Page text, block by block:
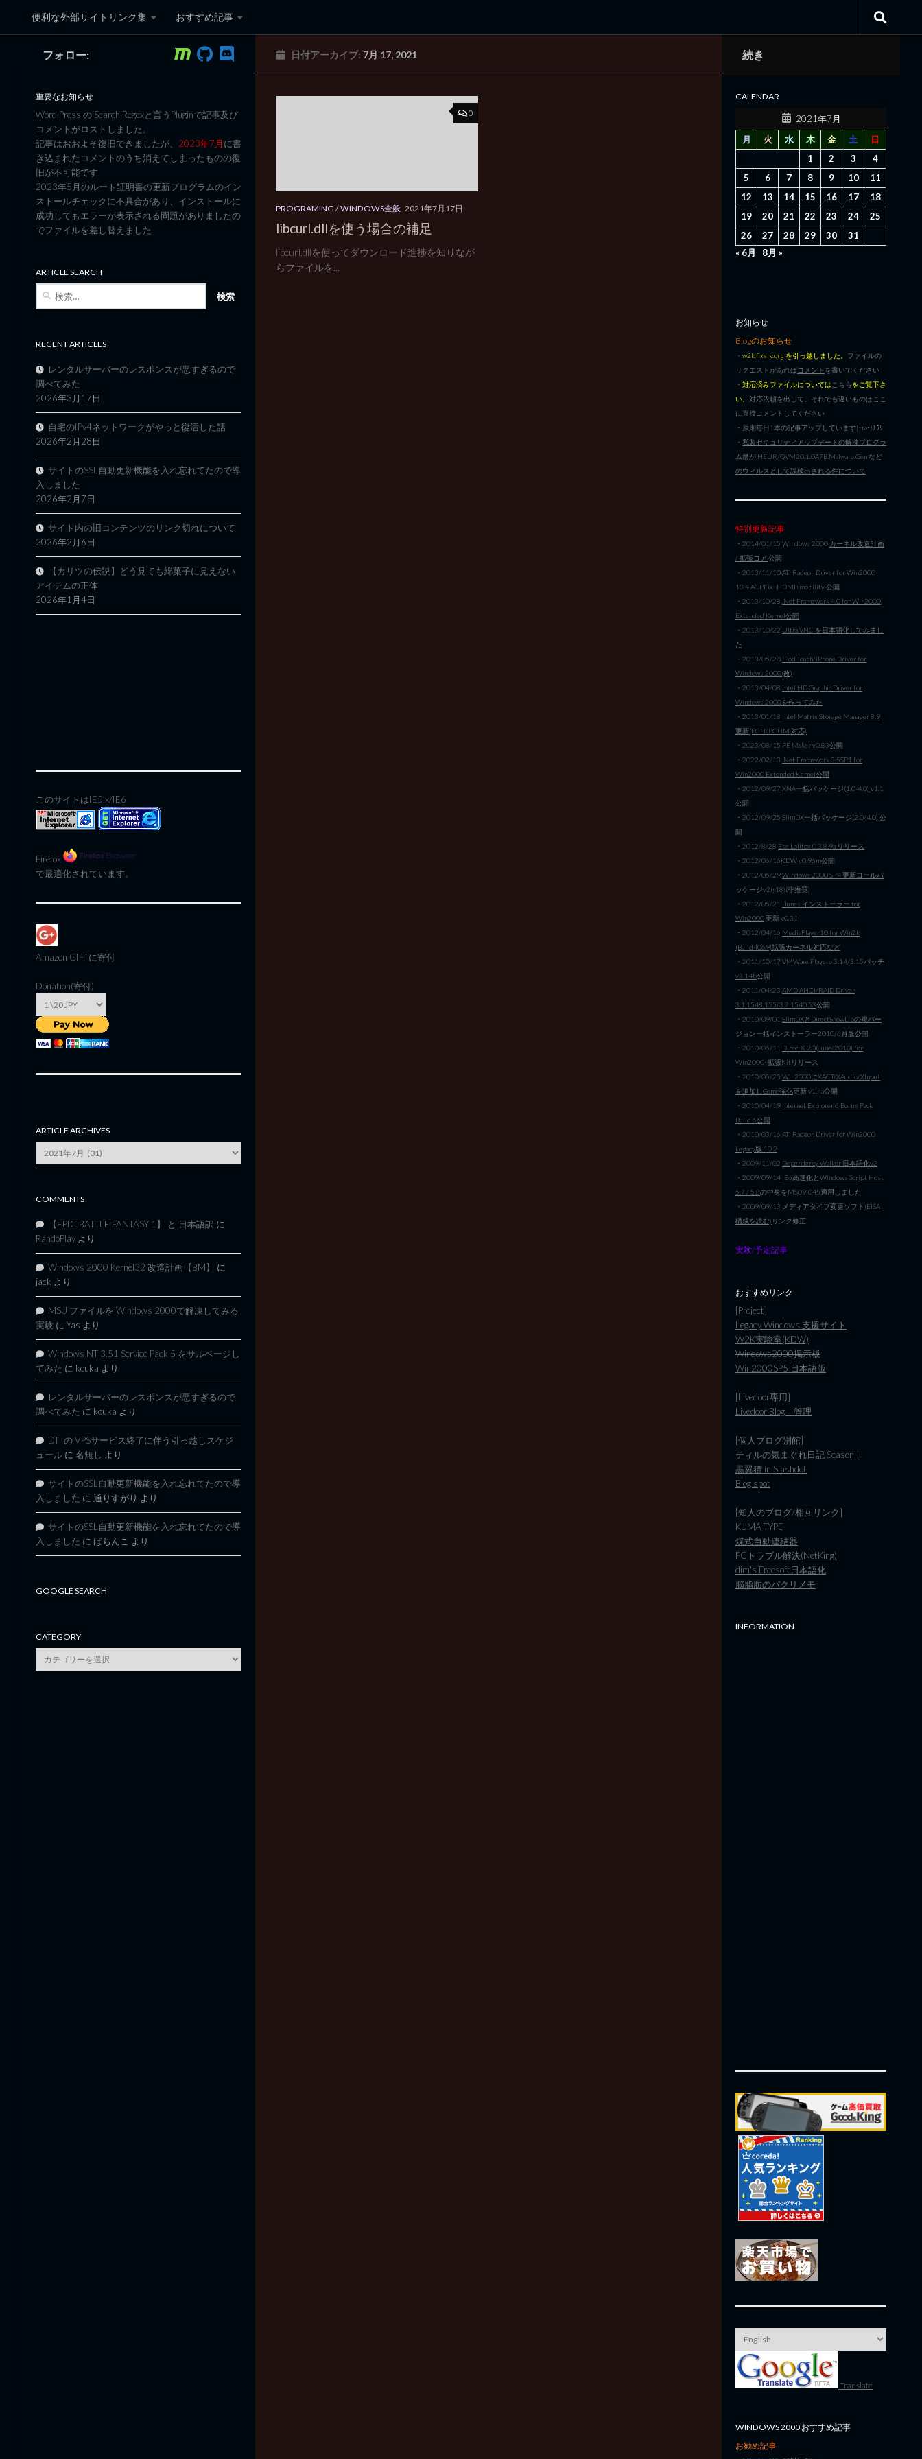
コンテンツへスキップ
便利な外部サイトリンク集 おすすめ記事
黒翼猫のコンピュータ日記 3rd Edition
日付アーカイブ: 7月 17, 2021
0
PROGRAMING /WINDOWS全般 2021年7月17日
libcurl.dllを使う場合の補足
libcurl.dllを使ってダウンロード進捗を知りなが
らファイルを...
フォロー:
重要なお知らせ
Word Press の Search Regexと言うPluginで記事及び
コメントがロストしました。
記事はおおよそ復旧できましたが、 2023年7月に書
き込まれたコメントのうち消えてしまったものの復
旧が不可能です
2023年5月のルート証明書の更新プログラムのイン
ストールチェックに不具合があり、インストールに
成功してもエラーが表示される問題がありましたの
でファイルを差し替えました
ARTICLE SEARCH
RECENT ARTICLES
レンタルサーバーのレスポンスが悪すぎるので
調べてみた
2026年3月17日
自宅のIPv4ネットワークがやっと復活した話
2026年2月28日
サイトのSSL自動更新機能を入れ忘れてたので導
入しました
2026年2月7日
サイト内の旧コンテンツのリンク切れについて
2026年2月6日
【カリツの伝説】どう見ても綿菓子に見えない
アイテムの正体
2026年1月4日
このサイトはIE5.x/IE6
Firefox
で最適化されています。
Amazon GIFTに寄付
Donation(寄付)
ARTICLE ARCHIVES
Archives
COMMENTS
【EPIC BATTLE FANTASY 1】 と 日本語訳 に
RandoPlay より
Windows 2000 Kernel32 改造計画【BM】
に
jack より
MSU ファイルを Windows 2000で解凍してみる
実験 に Yas より
Windows NT 3.51 Service Pack 5 をサルベージし
てみた に kouka より
レンタルサーバーのレスポンスが悪すぎるので
調べてみた に kouka より
DTI の VPSサービス終了に伴う引っ越しスケジ
ュール に 名無し より
サイトのSSL自動更新機能を入れ忘れてたので導
入しました に 通りすがり より
サイトのSSL自動更新機能を入れ忘れてたので導
入しました に ぱちんこ より
GOOGLE SEARCH
CATEGORY
category
続き
CALENDAR
2021年7月
月
火 水 木 金 土
日
1
2 3
4
5
6 7 8 9 10
11
12
13 14 15 16 17
18
19
20 21 22 23 24
25
26
27 28 29 30
31
« 6月
8月 »
お知らせ
Blogのお知らせ
・ w2k.flxsrv.org を引っ越しました。 ファイルの
リクエストがあればコメント を書いてください
・ 対応済みファイルについては こちらをご覧下さ
い。 対応依頼を出して、それでも遅いものはここ
に直接コメントしてください
・原則毎日1本の記事アップしています|･ω･)ﾁﾗﾘ
・ 私製セキュリティアップデートの解凍プログラ
ム群が HEUR/QVM20.1.0A7B.Malware.Gen など
のウィルスとして誤検出される件について
特別更新記事
・2014/01/15 Windows 2000 カーネル改造計画
/ 拡張コア 公開
・2013/11/10ATI Radeon Driver for Win2000
13.4 AGPFix+HDMI+mobility 公開
・2013/10/28 .Net Framework 4.0 for Win2000
Extended Kernel公開
・2013/10/22 Ultra VNC を日本語化してみまし
た
・2013/05/20 iPod Touch/iPhone Driver for
Windows 2000(改)
・2013/04/08 Intel HD Graphic Driver for
Windows 2000を作ってみた
・2013/01/18 Intel Matrix Storage Manager 8.9
更新(PCH/PCHM 対応)
・2023/08/15 PE Makerv0.83公開
・2022/02/13 .Net Framework 3.5SP1 for
Win2000 Extended Kernel公開
・2012/09/27XNA一括パッケージ(1.0-4.0) v1.1
公開
・2012/09/25 SlimDX一括パッケージ(2.0/4.0) 公
開
・2012/8/28 Ese Lolifox 0.3.8.9a リリース
・2012/06/16KDW v0.96m公開
・2012/05/29Windows 2000 SP4 更新ロールパ
ッケージv2(r18)(非推奨)
・2012/05/21 iTunes インストーラー for
Win2000更新 v0.31
・2012/04/16 MediaPlayer10 for Win2k
(Build4069)拡張カーネル対応など
・2011/10/17VMWare Playere 3.14/3.15パッチ
v3.14b公開
・2011/04/23 AMD AHCI/RAID Driver
3.1.1548.155/3.2.1540.53公開
・2010/09/01 SlimDXとDirectShowLibの複バー
ジョン一括インストーラー2010/6月版公開
・2010/06/11 DirectX 9.0(June/2010) for
Win2000+拡張Kitリリース
・2010/05/25 Win2000にXACT/XAudio/XInput
を追加しGame強化更新 v1.4a公開
・2010/04/19 Internet Explorer 6 Bonus Pack
Build 6公開
・2010/03/16 ATI Radeon Driver for Win2000
Legacy版 10.2
・2009/11/02 Dependency Walker 日本語化v2
・2009/09/14 IE6高速化とWindows Script Host
5.7 / 5.8の中身をMS09-045適用しました
・2009/09/13 メディアタイプ変更ソフト(EISA
構成を読む) リンク修正
実験/予定記事
おすすめリンク
[Project]
Legacy Windows 支援サイト
W2K実験室(KDW)
Windows2000掲示板
Win2000SP5 日本語版
[Livedoor専用]
Livedoor Blog 管理
[個人ブログ別館]
ティルの気まぐれ日記 SeasonII
黒翼猫 in Slashdot
Blog spot
[知人のブログ/相互リンク]
KUMA TYPE
煤式自動連結器
PCトラブル解決(NetKing)
dim's Freesoft日本語化
脳脂肪のパクリメモ
INFORMATION
Translate
WINDOWS 2000 おすすめ記事
お勧め記事